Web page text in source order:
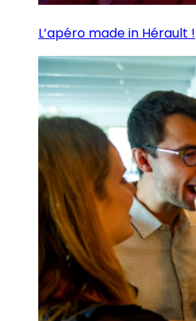
L’apéro made in Hérault !